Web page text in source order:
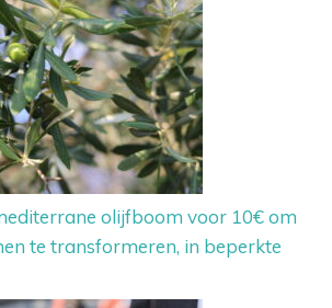
olijfboom voor 10€ om
te transformeren, in beperkte